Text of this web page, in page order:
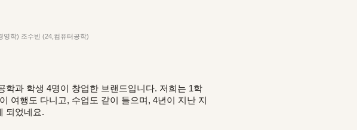
영학) 조수빈 (24,컴퓨터공학)
학과 학생 4명이 창업한 브랜드입니다. 저희는 1학
여행도 다니고, 수업도 같이 들으며, 4년이 지난 지
되었네요.